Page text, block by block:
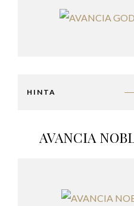
HINTA
AVANCIA